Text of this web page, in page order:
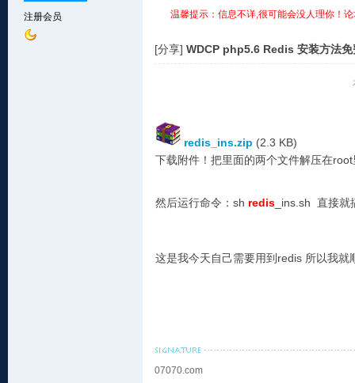
注册会员 温馨提示：信息不详,很可能会没人理你！
[分享] WDCP php5.6 Redis 安装方法免
redis_ins.zip (2.3 KB)
下载附件！把里面的两个文件解压在root
然后运行命令： sh redis _ins.sh 直接就
这是我今天自己需要用到redis 所以我就
07070.com